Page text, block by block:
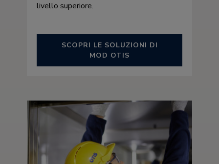
livello superiore.
SCOPRI LE SOLUZIONI DI
MOD OTIS